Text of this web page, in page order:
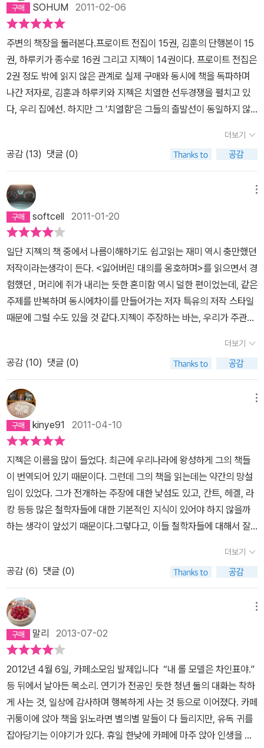
SOHUM 2011-02-06
주변의 책장을 둘러본다.프로이트 전집이 15권, 김훈의 단행본이 15
권, 하루키가 종수로 16권 그리고 지젝이 14권이다. 프로이트 전집은
2권 정도 밖에 읽지 않은 관계로 실제 구매와 동시에 책을 독파하며
나간 저자로, 김훈과 하루키와 지젝은 치열한 선두경쟁을 펼치고 있
다, 우리 집에선. 하지만 그 '치열함'은 그들의 출발선이 동일하지 않
이미 십 년 전부터 우리집 문턱을 넘기 시작했다면 김훈은 약 오 년 전
부터 그리고 지젝은 이제겨우 갓 삼 년이 넘었을 뿐이다. 더우기 48
년생(김훈), 49년생(하루키, 지젝)으로 이제 육 십대의 문턱에 들어
선 세 저자의 남은 시간을 산술적으로 동일하게 잡아도 출간 속도로
만 보면 지젝의 필력을 나머지 두 사람이 따라잡긴 여간 어렵지 않을
까 싶다.그러고 보니 세 사람의 정치적·이념적 스탠스도 비교해 봄직
하다.하루키가 자유주의자라면 지젝은 혁명적 사회주의자이고 김훈
이 자본주의적 보수주의자라면 지젝은 공산주의적 진보주의자 정도
쯤 되려나. 국적도 정치적 지향도 다른 동년배의 세 사람이 으르렁거
리지 않고 한 집에서 동거하는 모습, 그게 또 인생이지 않을까 싶다.
『처음에는 비극으로, 다음에는 희극으로』에 이어 한동안 뜸했던 지젝
과의 만남이다.『폭력이란 무엇인가』역시나 지젝의 초기(?) 이론서들
에 비하면 잘 읽힌다. 이는 스스로도 자신의 주저라고 꼽았던 『이데올
로기의 숭고한 대상』 『부정적인 것과 함께 머물기』 『까다로운 주체』
의 이론적 기틀을 다지는 날 것 그대로의 난해한 언어의 場이었다면
이후 『잃어버린 대의를 옹호하며』 『지젝이 만난 레닌』 『레닌 재장전』
『처음에는~』 『폭력이란 무엇인가』로 이어지는 과정은 정립된 이론
을 각종 헐리우드 영화와 소설, 가곡 등 문화적 소스들과 우리시대에
일어나고 있는 실제적 사건들을 종횡무진하며 자신의 이론과 주장을
펼쳐내는 듯하다. 따라서 내공이 부족한 독자들에겐 초기의 번역본들
보다 이후의 책들이 그의 이론과 사상을 보다 입체적으로, 체감적으
로 받아들일 수 있는 것이다.『폭력이란 무엇인가』 '폭력에 대한 6가
지 삐딱한 성찰'은 '폭력'이란 화두를 꺼내들었지만,'폭력' 일반에 대한
의'에 대한 비판과그것을 돌파할 수 있는 (폭력적)혁명에 대한 반복적
·지속적 주장으로 읽는게 더 적절한 듯 싶다.간략히 지젝이 구분하고
있는 폭력을 보면.먼저 '명확히 실벽 가능한 행위자가 저리르는 가령,
범죄와 테러, 사회폭동, 국제분쟁'과 같은 '주관적 폭력'이 있다. 이는
가시적이며 때문에 일반인의 관심으로부터 배제되기 어렵다. 문제는
이런 가시성은 다분히 정치적이며 때문에 '주관적 폭력'은 '언어를 통
해 구현되는 '상징적 폭력'과 체제를 정상적으로 지탱시키기 위해 가
동되는 '구조적 폭력'의 가시성을 탈수해 버린다는 점이다. 정작 후자
가 폭력의 중핵이 되는 것들임에도.일례로, 이전 '무릎팍도사'에 안철
수교수가 출연한 적이있었다. 초기 3명으로 시작한 '안철수연구소'가
조금씩 성장해 가고 있던 와중에 실리콘밸리에 있던 경쟁회사로부터
1천만 달러에 회사인수 제안을 받는다. 당시나 지금이나 엄청난 금액
더보기
공감 (13) 댓글 (0)
softcell 2011-01-20
일단 지젝의 책 중에서 나름이해하기도 쉽고읽는 재미 역시 충만했던
저작이라는생각이 든다. <잃어버린 대의를 옹호하며>를 읽으면서 경
험했던 , 머리에 쥐가 내리는 듯한 혼미함 역시 덜한 편이었는데, 같은
주제를 반복하며 동시에차이를 만들어가는 저자 특유의 저작 스타일
때문에 그럴 수도 있을 것 같다.지젝이 주장하는 바는, 우리가 주관적
폭력에 가담하고 있는 자들의 위선을 드러내고 이를 인식하는것이 중
요하다는 점이다. '그렇게 하도록 예상되어진 존재'로서의 이웃에 대
한 배제의 제스쳐나 언어 그 자체에 녹아있는 근원적인 폭력성을 고
찰하고 전지구적 민주주의의 새로운 통치 방식 중 하나인 타문화에
대한 나름의 맹목적인 관용에 내재된 폭력성에 눈을 돌리기도 한다.
그리고 벤야민의 신적 폭력과 신화적 폭력을 날카롭게 비교하면서 신
적 폭력은 이른바 사랑의 형태로서의 폭력임을 역설하며 글을 끝맺음
한다.'나의 말과 행동은 항상 정확한 시기에 말해지거나 행동에 옮겨
져야 한다.'는 일종의 강박 증상에 고통을 받는 환자를 생각해 볼 때,
그는 결국 아무런 말과 행동도 실행하지 못 한채 그저 눈만 꿈뻑거리
며 그에게 다가올 최적의 시기만을 영원히 기다리는 Living Dead의
처지에 놓이게 된다. 이러한 강박증 환자의 엄격한 자기 검열은 일면
숭고한 수준의 미덕까지 가지고 있는 것처럼 보일수도 있고 이러한
점이 누군가의 찬양의 대상이 될 수도 있겠지만, 사실 그는 이미 죽어
협주의적인 정신에 대한요구는 사실 주체에 대한 날카로운 배제이거
나 죽음의 선고, 영원한 유예상태의 선고와 동의어일 것이다. 이때 신
적 폭력은 일종의 선한 혁명처럼 다가와 '네가 말을 해야할 정확한 시
기' 따위는 사실 없다고 이야기 해주며그 밑에 깔려있는 근원적 폭력
성을 폭로할 것이다. 이러한 대타자의 해체와 같은 해방적인 폭력이
지젝이 원하는 어떤 그림이 아닐까 생각을 해보게 된다.책을 다 읽은
뒤에 문득 고 노무현 대통령에 대한엉뚱한 상상을 했다. 낮시간 동안
그의 집무실에서 제레미 리프킨의 <유러피안 드림>을읽어내려가는
제스쳐를 보이던 그가 잠 들기전 침대 옆 은밀한 서랍에서 꺼내 든 지
더보기
공감 (10) 댓글 (0)
kinye91 2011-04-10
지젝은 이름을 많이 들었다. 최근에 우리나라에 왕성하게 그의 책들
이 번역되어 있기 때문이다. 그런데 그의 책을 읽는데는 약간의 망설
임이 있었다. 그가 전개하는 주장에 대한 낯섬도 있고, 칸트, 헤겔, 라
캉 등등 많은 철학자들에 대한 기본적인 지식이 있어야 하지 않을까
하는 생각이 앞섰기 때문이다.그렇다고, 이들 철학자들에 대해서 잘
고, 요즘 폭력에 관해서 많은 글들이 있으니, 지젝은 어떤 주장을 하고
있는지 알아보기도 할겸, 예전에 읽었던 아렌트의 폭력론과는 어떻게
다른가 궁금하기도 해서 읽기 시작했는데, 역시 시작부터 쉽지 않았
다.시작부터 쉽지 않았다는 말은 곧 이 책을 읽을 땐 집중해야 한다는
얘기다. 집중해서 읽기 시작하면 그의 주장이 눈에 들어오기 시작하
고, 눈에 들어오기 시작하면 그 때부터는 재미있어진다.재미있어지면
서 내가 처한 현실과 비교를 할 수 있게 되고, 그의 주장을 다시 한 번
생각해보게 된다. 어떤 책을 읽을 때도 마찬가지겠지만, 책을 읽는다
는 행위 자체가 이미 오독을 포함하고 있을 수도 있으니, 나 역시 지젝
의 글을 지젝의 의도대로만 읽을 필요는 없다고 위안을 삼으며 읽었
다고나 할까.이 책의 처음 부분을읽으며 가시적인 폭력보다는 구조적
인 폭력이 더 무섭다는 생각이 들었다. 눈 앞에 보이는 폭력이야 바로
더보기
공감 (6) 댓글 (0)
말리 2013-07-02
2012년 4월 6일, 카페소모임 발제입니다 “내 롤 모델은 차인표야.”
등 뒤에서 날아든 목소리. 연기가 전공인 듯한 청년 둘의 대화는 착하
게 사는 것, 일상에 감사하며 행복하게 사는 것 등으로 이어졌다. 카페
귀퉁이에 앉아 책을 읽노라면 별의별 말들이 다 들리지만, 유독 귀를
잡아당기는 이야기가 있다. 휴일 한낮에 카페에 마주 앉아 인생을 논